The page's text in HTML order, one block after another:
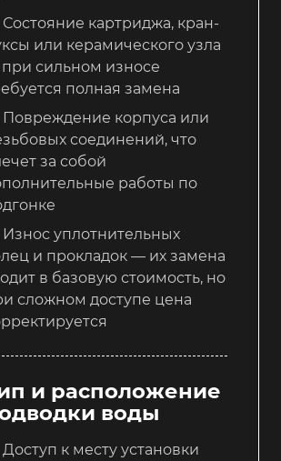
Состояние картриджа, кран-
или керамического узла
сильном износе
полная замена
Повреждение корпуса или
соединений, что
за собой
работы по
Износ уплотнительных
и прокладок — их замена
в базовую стоимость, но
сложном доступе цена
и расположение
воды
Доступ к месту установки